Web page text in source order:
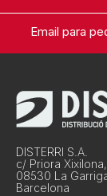
Email para
DISTERRI S.A.
c/ Priora
08530 La
Barcelona